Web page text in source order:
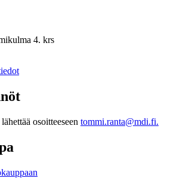
4. krs
osoitteeseen tommi.ranta@mdi.fi.